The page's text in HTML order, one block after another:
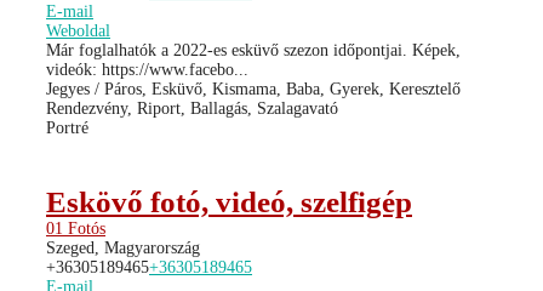
E-mail
Weboldal
Már foglalhatók a 2022-es esküvő szezon időpontjai. Képek,
videók: https://www.facebo...
Jegyes / Páros, Esküvő, Kismama, Baba, Gyerek, Keresztelő
Rendezvény, Riport, Ballagás, Szalagavató
Portré
Eskövő fotó, videó, szelfigép
01 Fotós
Szeged, Magyarország
+36305189465+36305189465
E-mail